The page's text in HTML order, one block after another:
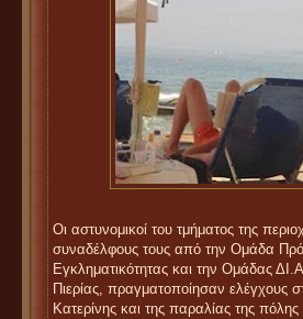
Οι αστυνομικοί του τμήματος της
συναδέλφους τους από την Ομάδα
Εγκληματικότητας και την Ομάδας
Πιερίας, πραγματοποίησαν ελέγχους
Κατερίνης και της παραλίας της